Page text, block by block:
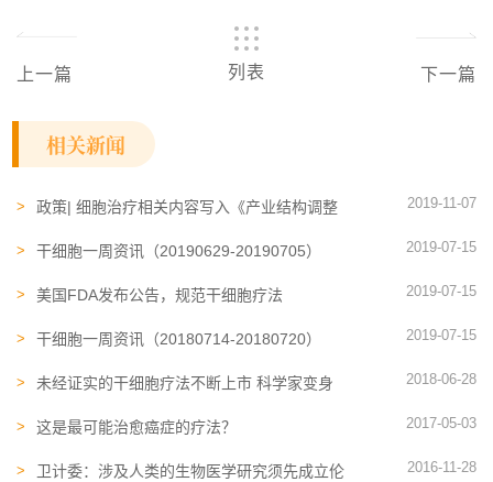
上一篇 列表 下一篇
相关新闻
政策| 细胞治疗相关内容写入《产业结构调整
2019-11-07
干细胞一周资讯（20190629-20190705） 2019-07-15
美国FDA发布公告，规范干细胞疗法 2019-07-15
干细胞一周资讯（20180714-20180720） 2019-07-15
未经证实的干细胞疗法不断上市 科学家变身
2018-06-28
这是最可能治愈癌症的疗法？ 2017-05-03
卫计委：涉及人类的生物医学研究须先成立伦
2016-11-28